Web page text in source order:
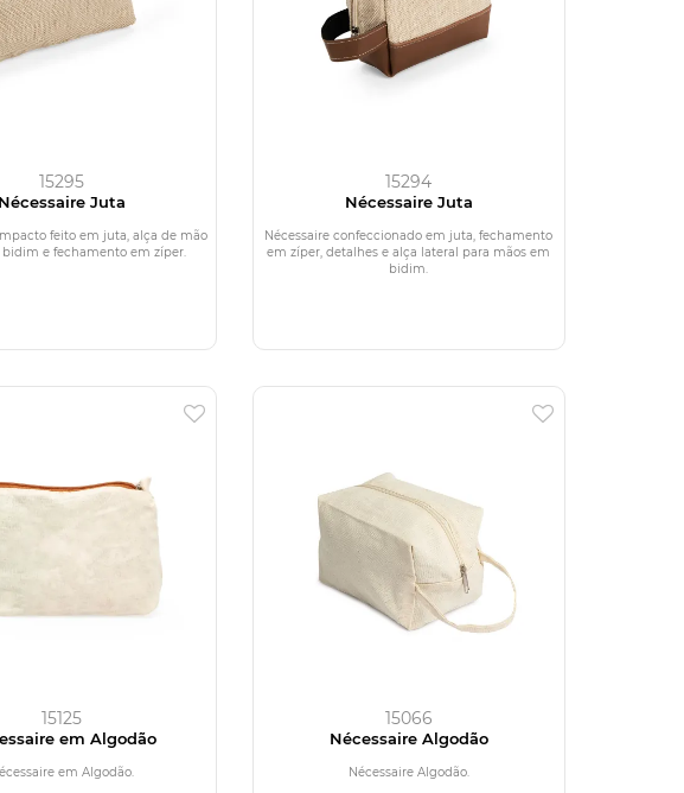
15295
Nécessaire Juta
feito em juta, alça de mão
e fechamento em zíper.
15294
Nécessaire Juta
Nécessaire confeccionado em juta, fechamento
em zíper, detalhes e alça lateral para mãos em
bidim.
15125
em Algodão
em Algodão.
15066
Nécessaire Algodão
Nécessaire Algodão.